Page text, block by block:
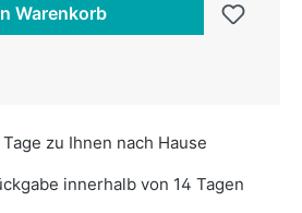
Warenkorb
zu Ihnen nach Hause
innerhalb von 14 Tagen